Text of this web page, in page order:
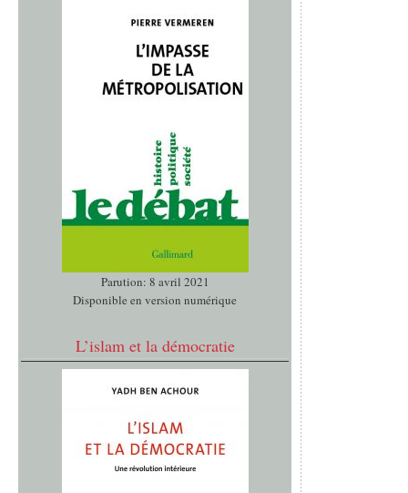
Parution: 8 avril 2021
Disponible en version numérique
L’islam et la démocratie